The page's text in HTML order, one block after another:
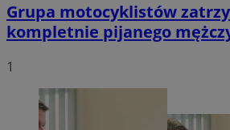
Grupa motocyklistów
kompletnie pijanego
1